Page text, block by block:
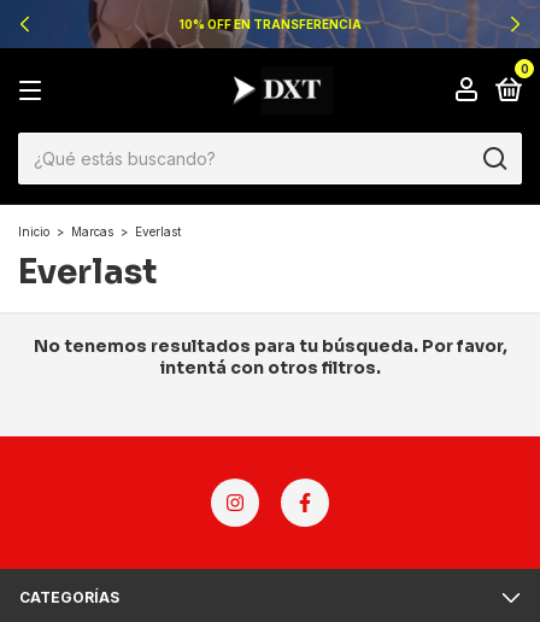
10% OFF EN TRANSFERENCIA
0
Inicio > Marcas > Everlast
Everlast
No tenemos resultados para tu búsqueda. Por favor,
intentá con otros filtros.
CATEGORÍAS